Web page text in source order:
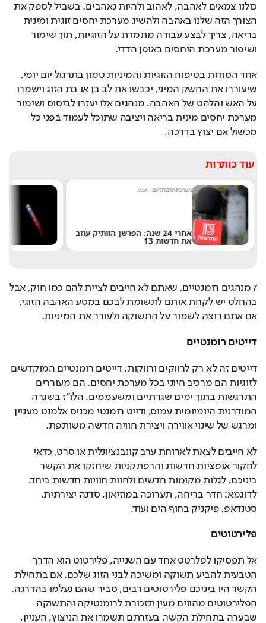
כולנו צמאים לאהבה, לאהוב ולהיות נאהבים. בשביל לספק את
הצורך הזה שלנו באהבה ולהשיג מערכת יחסים זוגית ומינית
בריאה, צריך לבצע עבודה מתמדת על הזוגיות, תוך שימור
ושיפור מערכת היחסים באופן הדדי.
אחד הסודות בטיפוח הזוגיות והמיניות טמון בתרגול יום יומי,
שיעוררו את החשק המיני, יכבשו את לב בן או בת הזוג וישמרו
על האש והלהט של האהבה. מנהגים אלו יעזרו לביסוס ושימור
מערכת יחסים מינית בריאה ויציבה שתוכל לעמוד בפני כל
מכשול אם יצוץ בדרכה.
עוד כותרות
מערכת תרבות היום|
8:54
אחרי 24 שנה: הפרשן הוותיק עוזב
את חדשות 13
7 מנהגים רומנטיים, שאתם לא חייבים לציית להם כמו חוק, אבל
בהחלט יש לקחת אותם לתשומת לבכם במסע האהבה הזוגי,
אם אתם רוצה לשמור על התשוקה ולעורר את המיניות.
דייטים רומנטיים
דייטים זה לא רק לרווקים ורווקות. דייטים רומנטיים המוקדשים
לזוגיות הם מרכיב חיוני בכל מערכת יחסים. הם מעוררים
התרגשות בתוך ימים שגרתיים ומשעממים. הלו"ז בשגרה
המודרנית היומיומית עמוס, ודייט רומנטי מכניס אלמנט מעניין
ומרגש של שינוי אווירה ויצירת חוויה חדשה משותפת.
לא חייבים לצאת לארוחת ערב קונבנציונלית או סרט, כדאי
לחקור אופציות חדשות והרפתקניות שיחזקו את הקשר
ביניכם, לגלות מקומות חדשים ולחוות חוויות חדשות ביחד.
לדוגמא: חדר בריחה, תערוכה במוזיאון, סדנה יצירתית,
סטנדאפ, פיקניק בחוף הים ועוד.
פלירטוטים
אל תפסיקו לפלרטט אחד עם השנייה, פלירטוט הוא הדרך
הטבעית להביע תשוקה ומשיכה לבני הזוג שלכם. אם בתחילת
הקשר היו ביניכם פלירטוטים רבים, סביר שהם נעלמו בהדרגה.
הפלירטוטים מהווים מעין תזכורת לרומנטיקה והתשוקה
שבערה בתחילת הקשר, בעזרתם תשמרו את הניצוץ, העניין,